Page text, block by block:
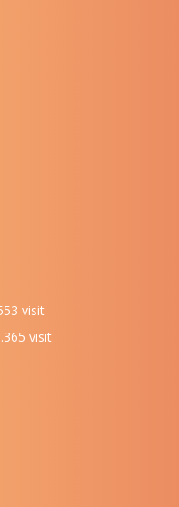
NASIONAL
NASIONAL
visit
visit